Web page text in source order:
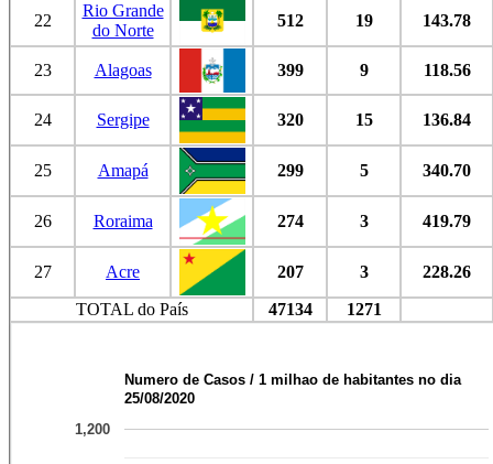
22
Rio Grande
do Norte
512 19 143.78
23 Alagoas 399 9 118.56
24 Sergipe 320 15 136.84
25 Amapá 299 5 340.70
26 Roraima 274 3 419.79
27 Acre 207 3
228.26
TOTAL do País
47134 1271
Numero de Casos / 1 milhao de habitantes no dia
25/08/2020
1,200